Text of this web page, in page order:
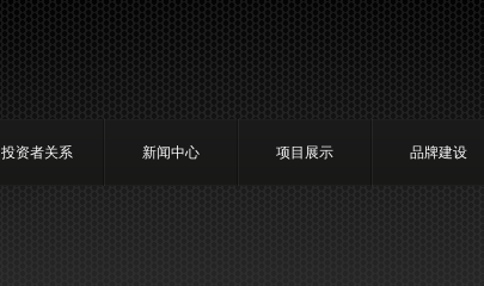
投资者关系 新闻中心 项目展示 品牌建设